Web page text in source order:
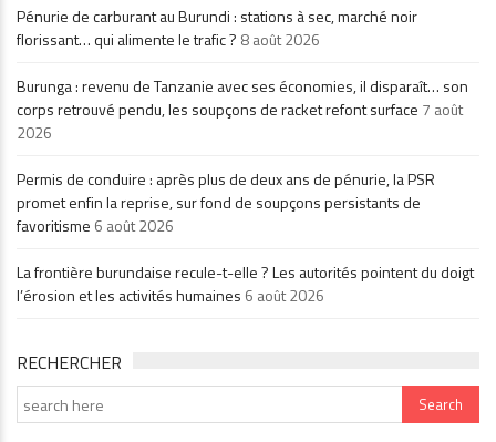
Pénurie de carburant au Burundi : stations à sec, marché noir
florissant… qui alimente le trafic ? 8 août 2026
Burunga : revenu de Tanzanie avec ses économies, il disparaît… son
corps retrouvé pendu, les soupçons de racket refont surface 7 août
2026
Permis de conduire : après plus de deux ans de pénurie, la PSR
promet enfin la reprise, sur fond de soupçons persistants de
favoritisme 6 août 2026
La frontière burundaise recule-t-elle ? Les autorités pointent du doigt
l’érosion et les activités humaines 6 août 2026
RECHERCHER